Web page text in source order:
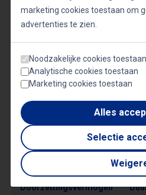
authentieke kijk op het
Neem contact op met
inspireren door een van de
in het Nederlandse
Onderwerpen
Doorzettingsvermogen
marketing cookies toestaan om
advertenties te zien.
Noodzakelijke cookies toestaan
Analytische cookies toestaan
Marketing cookies toestaan
Alles
Selectie